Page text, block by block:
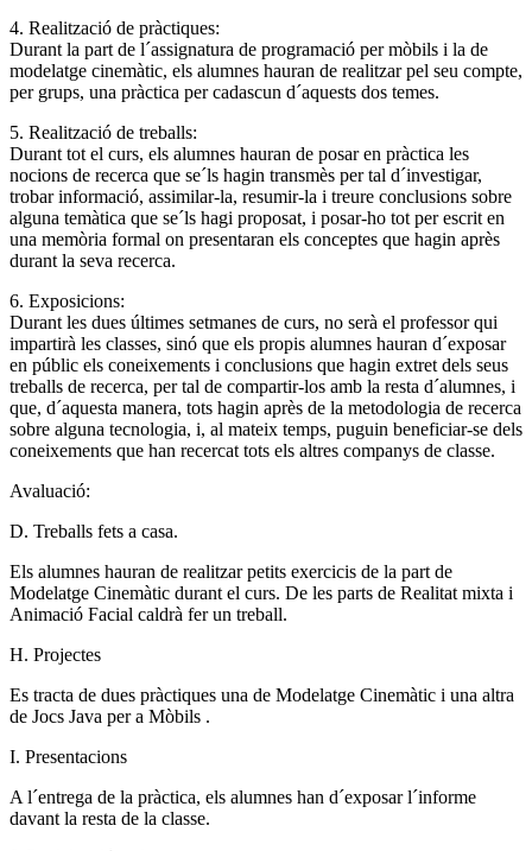
4. Realització de pràctiques:
Durant la part de l´assignatura de programació per mòbils i la de
modelatge cinemàtic, els alumnes hauran de realitzar pel seu compte,
per grups, una pràctica per cadascun d´aquests dos temes.
5. Realització de treballs:
Durant tot el curs, els alumnes hauran de posar en pràctica les
nocions de recerca que se´ls hagin transmès per tal d´investigar,
trobar informació, assimilar-la, resumir-la i treure conclusions sobre
alguna temàtica que se´ls hagi proposat, i posar-ho tot per escrit en
una memòria formal on presentaran els conceptes que hagin après
durant la seva recerca.
6. Exposicions:
Durant les dues últimes setmanes de curs, no serà el professor qui
impartirà les classes, sinó que els propis alumnes hauran d´exposar
en públic els coneixements i conclusions que hagin extret dels seus
treballs de recerca, per tal de compartir-los amb la resta d´alumnes, i
que, d´aquesta manera, tots hagin après de la metodologia de recerca
sobre alguna tecnologia, i, al mateix temps, puguin beneficiar-se dels
coneixements que han recercat tots els altres companys de classe.
Avaluació:
D. Treballs fets a casa.
Els alumnes hauran de realitzar petits exercicis de la part de
Modelatge Cinemàtic durant el curs. De les parts de Realitat mixta i
Animació Facial caldrà fer un treball.
H. Projectes
Es tracta de dues pràctiques una de Modelatge Cinemàtic i una altra
de Jocs Java per a Mòbils .
I. Presentacions
A l´entrega de la pràctica, els alumnes han d´exposar l´informe
davant la resta de la classe.